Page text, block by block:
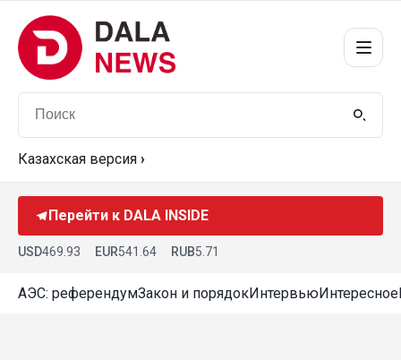
Казахская версия ›
Перейти к DALA INSIDE
USD469.93 EUR541.64 RUB5.71
АЭС: референдумЗакон и порядокИнтервьюИнтересное